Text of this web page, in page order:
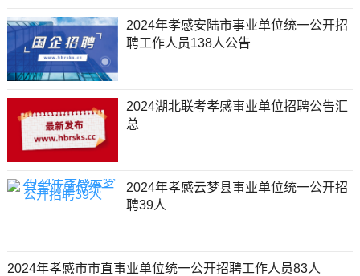
2024年孝感安陆市事业单位统一公开招
聘工作人员138人公告
2024湖北联考孝感事业单位招聘公告汇
总
2024年孝感云梦县事业单位统一公开招
聘39人
2024年孝感市市直事业单位统一公开招聘工作人员83人